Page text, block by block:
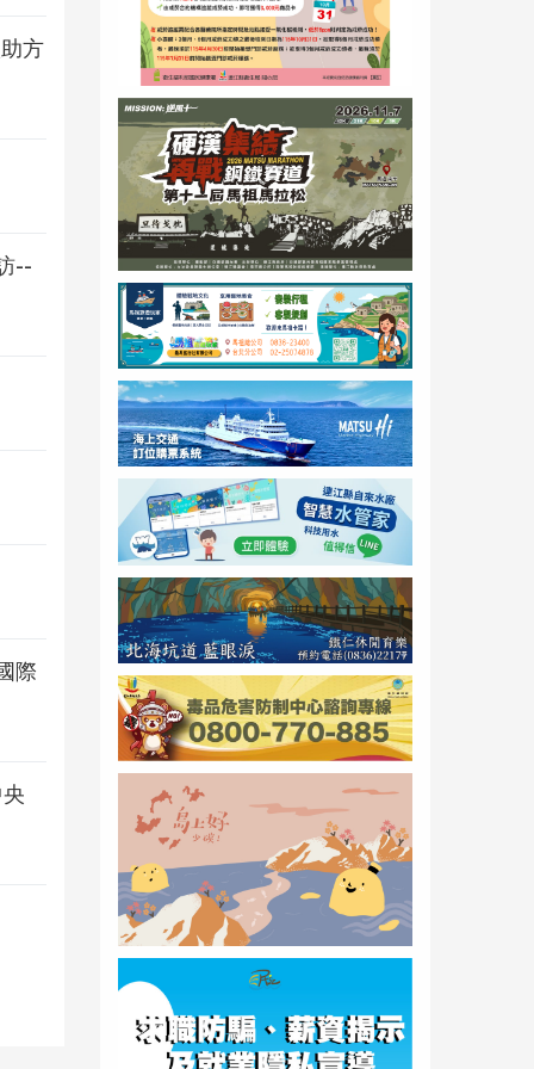
方
--
際